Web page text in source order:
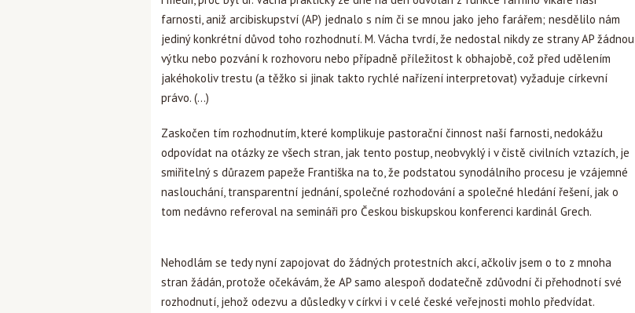
farnosti, aniž arcibiskupství (AP) jednalo s ním či se mnou jako jeho farářem; nesdělilo nám
jediný konkrétní důvod toho rozhodnutí. M. Vácha tvrdí, že nedostal nikdy ze strany AP žádnou
výtku nebo pozvání k rozhovoru nebo případně příležitost k obhajobě, což před udělením
jakéhokoliv trestu (a těžko si jinak takto rychlé nařízení interpretovat) vyžaduje církevní
právo. (...)
Zaskočen tím rozhodnutím, které komplikuje pastorační činnost naší farnosti, nedokážu
odpovídat na otázky ze všech stran, jak tento postup, neobvyklý i v čistě civilních vztazích, je
smiřitelný s důrazem papeže Františka na to, že podstatou synodálního procesu je vzájemné
naslouchání, transparentní jednání, společné rozhodování a společné hledání řešení, jak o
tom nedávno referoval na semináři pro Českou biskupskou konferenci kardinál Grech.
Nehodlám se tedy nyní zapojovat do žádných protestních akcí, ačkoliv jsem o to z mnoha
stran žádán, protože očekávám, že AP samo alespoň dodatečně zdůvodní či přehodnotí své
rozhodnutí, jehož odezvu a důsledky v církvi i v celé české veřejnosti mohlo předvídat.